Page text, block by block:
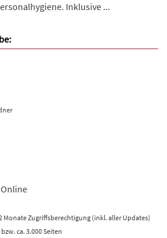
Inklusive ...
Monate Zugriffsberechtigung (inkl. aller Updates)
ca. 3.000 Seiten